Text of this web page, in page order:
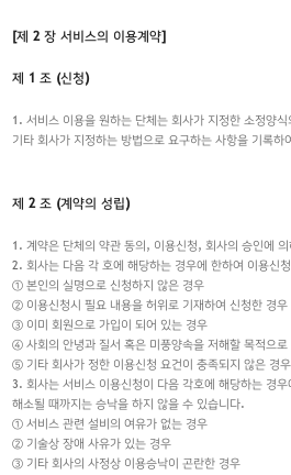
[제 2 장 서비스의 이용계약]
제 1 조 (신청)
1. 서비스 이용을 원하는 단체는 회사가 지정한 소정양
기타 회사가 지정하는 방법으로 요구하는 사항을 기록하
제 2 조 (계약의 성립)
1. 계약은 단체의 약관 동의, 이용신청, 회사의 승인에
2. 회사는 다음 각 호에 해당하는 경우에 한하여 이용신
① 본인의 실명으로 신청하지 않은 경우
② 이용신청시 필요 내용을 허위로 기재하여 신청한 경우
③ 이미 회원으로 가입이 되어 있는 경우
④ 사회의 안녕과 질서 혹은 미풍양속을 저해할 목적으로
⑤ 기타 회사가 정한 이용신청 요건이 충족되지 않은 경우
3. 회사는 서비스 이용신청이 다음 각호에 해당하는 경
해소될 때까지는 승낙을 하지 않을 수 있습니다.
① 서비스 관련 설비의 여유가 없는 경우
② 기술상 장애 사유가 있는 경우
③ 기타 회사의 사정상 이용승낙이 곤란한 경우